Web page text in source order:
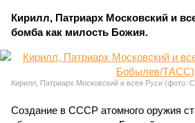
Кирилл, Патриарх Московский и
бомба как милость Божия.
Кирилл, Патриарх Московский и всея Руси (фото:
Создание в СССР атомного оружия